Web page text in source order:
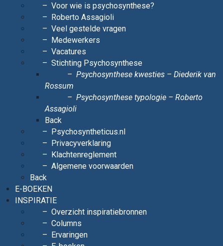
Voor wie is psychosynthese?
Roberto Assagioli
Veel gestelde vragen
Medewerkers
Vacatures
Stichting Psychosynthese
Psychosynthese kwesties – Diederik van
Rossum
Psychosynthese typologie – Roberto
Assagioli
Back
Psychosyntheticus.nl
Privacyverklaring
Klachtenreglement
Algemene voorwaarden
Back
E-BOEKEN
INSPIRATIE
Overzicht inspiratiebronnen
Columns
Ervaringen